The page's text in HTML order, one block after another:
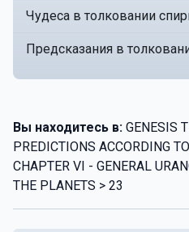
Чудеса в толковании
Предсказания в
Вы находитесь в: GENESIS
PREDICTIONS ACCORDING
CHAPTER VI - GENERAL
THE PLANETS > 23